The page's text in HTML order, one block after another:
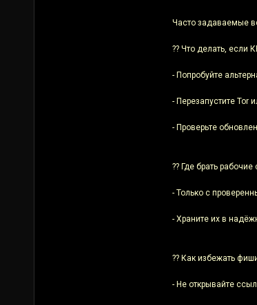
Часто задаваемые
?? Что делать,
- Попробуйте
- Перезапустите Tor
- Проверьте
?? Где брать рабочие
- Только с
- Храните их в
?? Как избежать
- Не открывайте